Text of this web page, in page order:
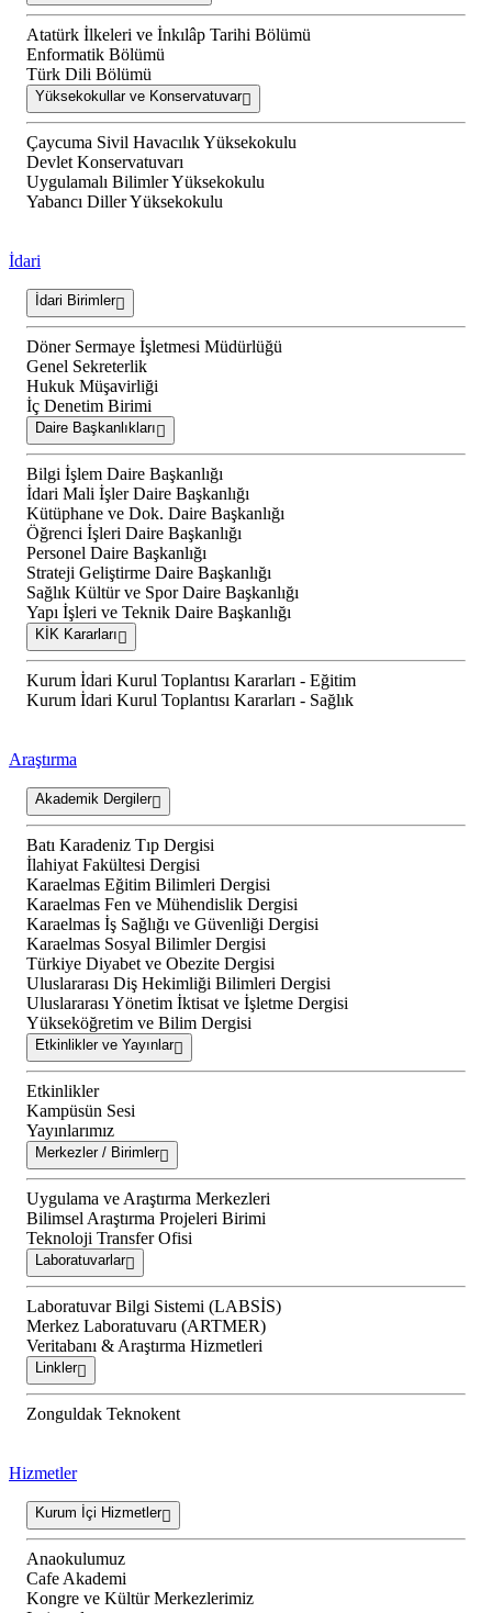
Atatürk İlkeleri ve İnkılâp Tarihi Bölümü
Enformatik Bölümü
Türk Dili Bölümü
Yüksekokullar ve Konservatuvar
Çaycuma Sivil Havacılık Yüksekokulu
Devlet Konservatuvarı
Uygulamalı Bilimler Yüksekokulu
Yabancı Diller Yüksekokulu
İdari
İdari Birimler
Döner Sermaye İşletmesi Müdürlüğü
Genel Sekreterlik
Hukuk Müşavirliği
İç Denetim Birimi
Daire Başkanlıkları
Bilgi İşlem Daire Başkanlığı
İdari Mali İşler Daire Başkanlığı
Kütüphane ve Dok. Daire Başkanlığı
Öğrenci İşleri Daire Başkanlığı
Personel Daire Başkanlığı
Strateji Geliştirme Daire Başkanlığı
Sağlık Kültür ve Spor Daire Başkanlığı
Yapı İşleri ve Teknik Daire Başkanlığı
KİK Kararları
Kurum İdari Kurul Toplantısı Kararları - Eğitim
Kurum İdari Kurul Toplantısı Kararları - Sağlık
Araştırma
Akademik Dergiler
Batı Karadeniz Tıp Dergisi
İlahiyat Fakültesi Dergisi
Karaelmas Eğitim Bilimleri Dergisi
Karaelmas Fen ve Mühendislik Dergisi
Karaelmas İş Sağlığı ve Güvenliği Dergisi
Karaelmas Sosyal Bilimler Dergisi
Türkiye Diyabet ve Obezite Dergisi
Uluslararası Diş Hekimliği Bilimleri Dergisi
Uluslararası Yönetim İktisat ve İşletme Dergisi
Yükseköğretim ve Bilim Dergisi
Etkinlikler ve Yayınlar
Etkinlikler
Kampüsün Sesi
Yayınlarımız
Merkezler / Birimler
Uygulama ve Araştırma Merkezleri
Bilimsel Araştırma Projeleri Birimi
Teknoloji Transfer Ofisi
Laboratuvarlar
Laboratuvar Bilgi Sistemi (LABSİS)
Merkez Laboratuvaru (ARTMER)
Veritabanı & Araştırma Hizmetleri
Linkler
Zonguldak Teknokent
Hizmetler
Kurum İçi Hizmetler
Anaokulumuz
Cafe Akademi
Kongre ve Kültür Merkezlerimiz